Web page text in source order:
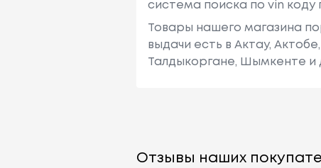
система поиска по vin коду
Товары нашего магазина
выдачи есть в Актау,
Талдыкоргане, Шымкенте и
Отзывы наших